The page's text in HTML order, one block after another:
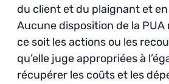
du client et du plaignant et
Aucune disposition de la
ce soit les actions ou les
qu’elle juge appropriées à
récupérer les coûts et les